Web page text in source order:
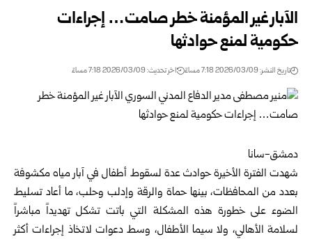
الآبار غير المؤمنة خطر صامت… إجراءات
حكومية لمنع حوادثها
تاريخ النشر: 2026/03/09 7:18 مساءً اخر تحديث: 2026/03/09 7:18 مساءً
دمشق-سانا
شهدت الفترة الأخيرة حوادث عدة لسقوط أطفال في آبار مياه مكشوفة
بعدد من المحافظات، بينها حماة والرقة وإدلب وحلب، ما أعاد تسليط
الضوء على خطورة هذه المشكلة التي باتت تشكل تهديداً مباشراً
لسلامة الأهالي، ولا سيما الأطفال، وسط دعوات لاتخاذ إجراءات أكثر